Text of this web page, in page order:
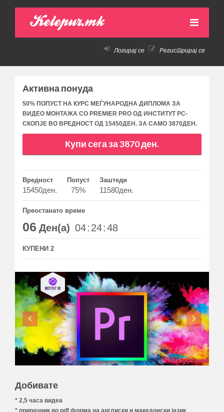
Kelepur.mk
КАКО ДА КУПАМ!
Логирај се Регистрирај се
Активна понуда
50% ПОПУСТ НА КУРС МЕЃУНАРОДНА ДИПЛОМА ЗА
ВИДЕО МОНТАЖА СО PREMIER PRO ОД ИНСТИТУТ РС-
СКОПЈЕ ВО ВРЕДНОСТ ОД 15450ДЕН. ЗА САМО 3870ДЕН.
Купи сега за 3870 ден.
Вредност
15450ден.
Попуст
75%
Заштеди
11580ден.
Преостанато време
06 Ден(а) 04 24 47
КУПЕНИ 2
Добивате
* 2,5 часа видеa